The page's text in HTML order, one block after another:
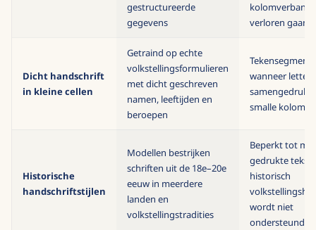
gestructureerde
gegevens
verloren gaan
Dicht handschrift
in kleine cellen
Getraind op echte
volkstellingsformulieren
met dicht geschreven
namen, leeftijden en
beroepen
wanneer letters
samengedrukt
smalle
Historische
handschriftstijlen
Modellen bestrijken
schriften uit de 18e–20e
eeuw in meerdere
landen en
volkstellingstradities
Beperkt tot
gedrukte tekst
historisch
wordt niet
ondersteund